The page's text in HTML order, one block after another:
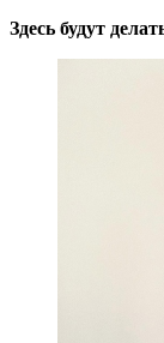
Здесь будут